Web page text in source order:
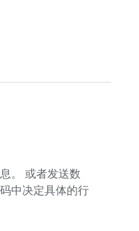
。 或者发送数
中决定具体的行